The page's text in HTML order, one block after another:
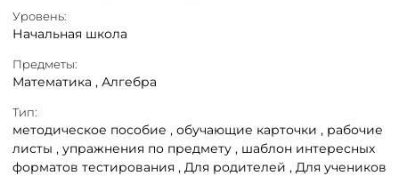
Уровень:
Начальная школа
Предметы:
Математика , Алгебра
Тип:
методическое пособие , обучающие карточки , рабочие
листы , упражнения по предмету , шаблон интересных
форматов тестирования , Для родителей , Для учеников